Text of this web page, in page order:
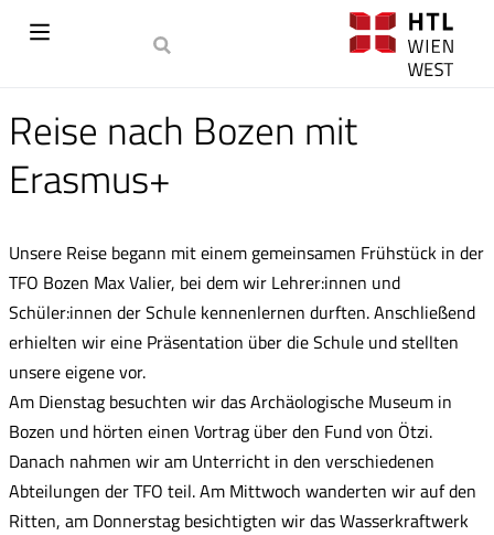
Reise nach Bozen mit
Erasmus+
Unsere Reise begann mit einem gemeinsamen Frühstück in der
TFO Bozen Max Valier, bei dem wir Lehrer:innen und
Schüler:innen der Schule kennenlernen durften. Anschließend
erhielten wir eine Präsentation über die Schule und stellten
unsere eigene vor.
Am Dienstag besuchten wir das Archäologische Museum in
Bozen und hörten einen Vortrag über den Fund von Ötzi.
Danach nahmen wir am Unterricht in den verschiedenen
Abteilungen der TFO teil. Am Mittwoch wanderten wir auf den
Ritten, am Donnerstag besichtigten wir das Wasserkraftwerk